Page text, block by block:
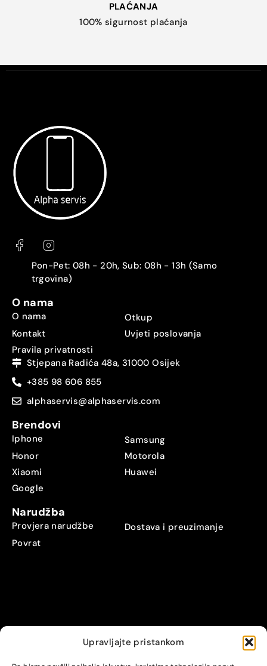
Upravljajte pristankom
PLAĆANJA
100% sigurnost plaćanja
Pon-Pet: 08h - 20h, Sub: 08h - 13h (Samo
trgovina)
O nama
O nama
Otkup
Kontakt
Uvjeti poslovanja
Pravila privatnosti
Stjepana Radića 48a, 31000 Osijek
+385 98 606 855
alphaservis@alphaservis.com
Brendovi
Iphone
Samsung
Honor
Motorola
Xiaomi
Huawei
Google
Narudžba
Provjera narudžbe
Dostava i preuzimanje
Povrat
© Alpha servis. All Rights Reserved.